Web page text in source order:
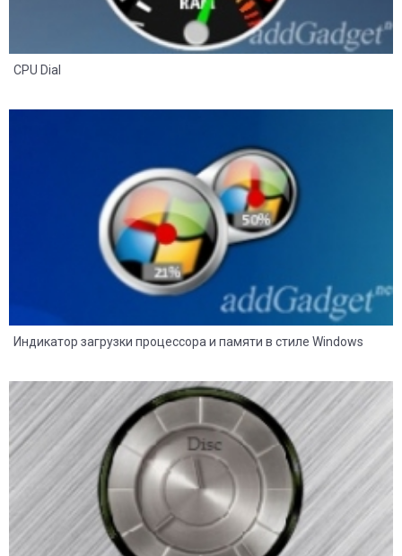
CPU Dial
Индикатор загрузки процессора и памяти в стиле Windows
8 2